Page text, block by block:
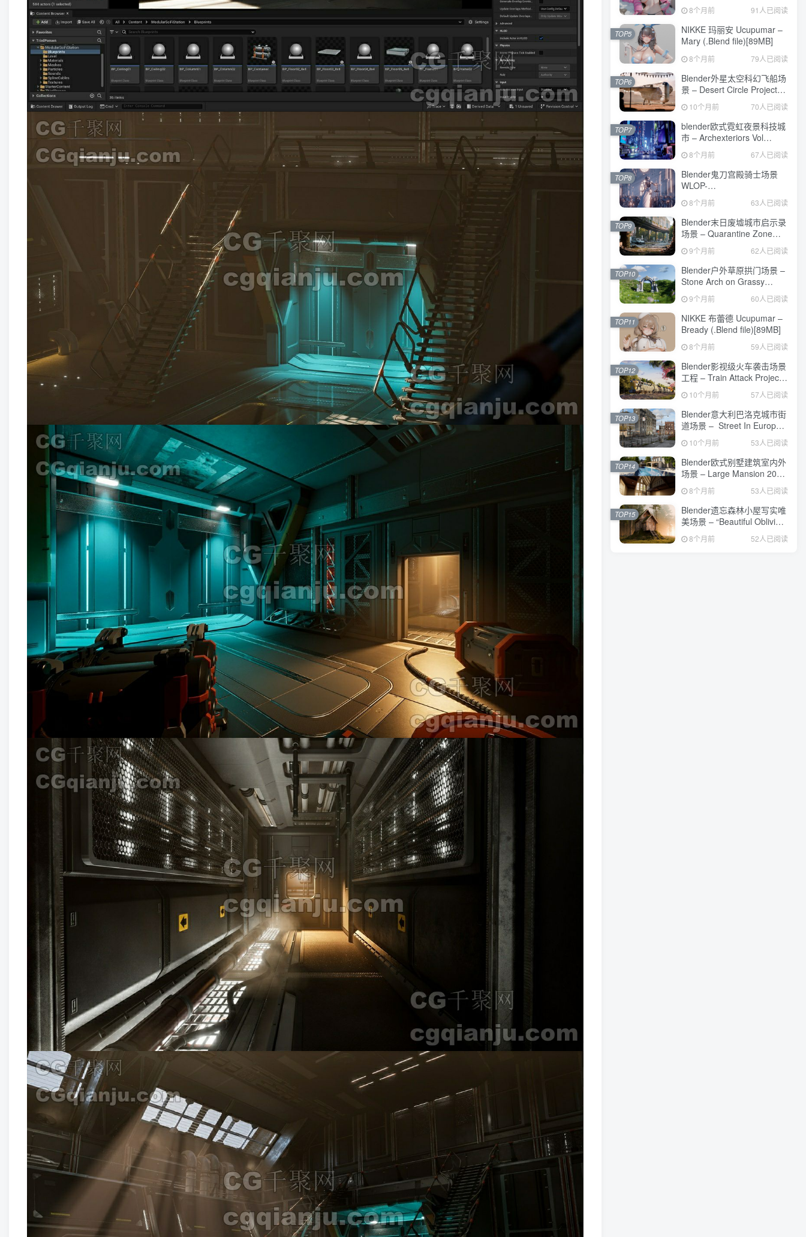
8个月前 91人已阅读
NIKKE 玛丽安 Ucupumar –
Mary (.Blend file)[89MB]
8个月前 79人已阅读
TOP5
Blender外星太空科幻飞船场
景 – Desert Circle Project
File[810MB]
10个月前 70人已阅读
TOP6
blender欧式霓虹夜景科技城
市 – Archexteriors Vol
37_010 For Blender[3GB]
8个月前 67人已阅读
TOP7
Blender鬼刀宫殿骑士场景
WLOP-
FragileProject[3.3GB]
8个月前 63人已阅读
TOP8
Blender末日废墟城市启示录
场景 – Quarantine Zone
Project File[1.3GB]
9个月前 62人已阅读
TOP9
Blender户外草原拱门场景 –
Stone Arch on Grassy
Plains – Blender
Scene[67MB]
9个月前 60人已阅读
TOP10
NIKKE 布蕾德 Ucupumar –
Bready (.Blend file)[89MB]
8个月前 59人已阅读
TOP11
Blender影视级火车袭击场景
工程 – Train Attack Project
File[1.8GB]
10个月前 57人已阅读
TOP12
Blender意大利巴洛克城市街
道场景 – Street In Europe
Project File[528MB]
10个月前 53人已阅读
TOP13
Blender欧式别墅建筑室内外
场景 – Large Mansion 2021
Blender Eevee And
Cycles[2.7GB]
8个月前 53人已阅读
TOP14
Blender遗忘森林小屋写实唯
美场景 – “Beautiful Oblivion”
Project File[1.9GB]
8个月前 52人已阅读
TOP15